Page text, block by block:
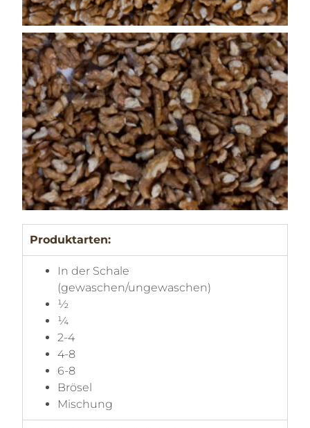
Produktarten:
In der Schale
(gewaschen/ungewaschen)
½
¼
2-4
4-8
6-8
Brösel
Mischung